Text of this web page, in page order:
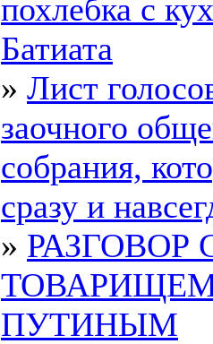
похлебка с
Батиата
» Лист
заочного
собрания,
сразу и
» РАЗГОВОР
ПУТИНЫМ